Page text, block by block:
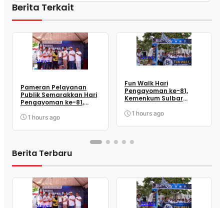
Berita Terkait
News
Pameran Pelayanan
Publik Semarakkan Hari
Pengayoman ke-81,
Dekatkan Layanan ke
1 hours ago
News
Fun Walk Hari
Pengayoman ke-81,
Kemenkum Sulbar
Perkuat Kebersamaan
1 hours ago
Berita Terbaru
News
News